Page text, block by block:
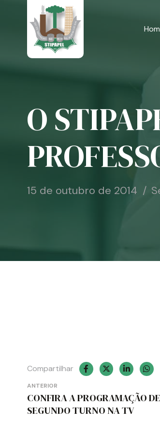
O
15 de outubro de 2014
Compartilhar
Navegação
de
ANTERIOR
CONFIRA A PROGRAMAÇÃO
SEGUNDO TURNO NA TV